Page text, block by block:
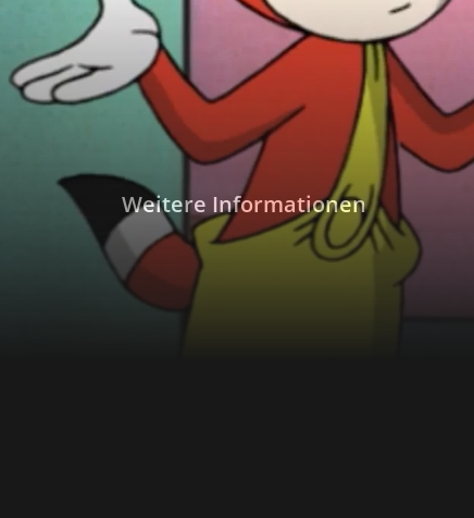
dieses wird von den Sitzengelassenen mit
Weitere Informationen